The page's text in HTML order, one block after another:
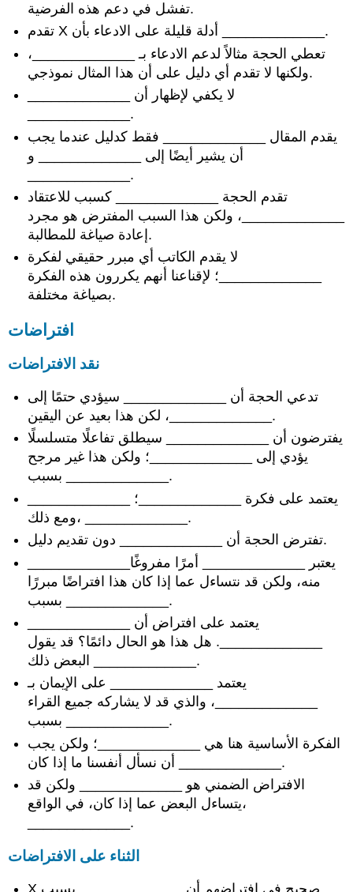
تفشل في دعم هذه الفرضية.
تقدم X أدلة قليلة على الادعاء بأن _____________.
تعطي الحجة مثالاً لدعم الادعاء بـ _____________،
ولكنها لا تقدم أي دليل على أن هذا المثال نموذجي.
_____________.
يقدم المقال _____________ فقط كدليل عندما يجب
أن يشير أيضًا إلى _____________ و
_____________.
تقدم الحجة _____________ كسبب للاعتقاد
_____________، ولكن هذا السبب المفترض هو مجرد
إعادة صياغة للمطالبة.
لا يقدم الكاتب أي مبرر حقيقي لفكرة
_____________؛ لإقناعنا أنهم يكررون هذه الفكرة
بصياغة مختلفة.
افتراضات
نقد الافتراضات
تدعي الحجة أن _____________ سيؤدي حتمًا إلى
_____________، لكن هذا بعيد عن اليقين.
يفترضون أن _____________ سيطلق تفاعلًا متسلسلًا
يؤدي إلى _____________؛ ولكن هذا غير مرجح
بسبب _____________.
ومع ذلك، _____________.
تفترض الحجة أن _____________ دون تقديم دليل.
منه، ولكن قد نتساءل عما إذا كان هذا افتراضًا مبررًا
بسبب _____________.
_____________. هل هذا هو الحال دائمًا؟ قد يقول
البعض ذلك _____________.
يعتمد _____________ على الإيمان بـ
_____________، والذي قد لا يشاركه جميع القراء
بسبب _____________.
الفكرة الأساسية هنا هي _____________؛ ولكن يجب
أن نسأل أنفسنا ما إذا كان _____________.
الافتراض الضمني هو _____________ ولكن قد
يتساءل البعض عما إذا كان، في الواقع،
_____________.
الثناء على الافتراضات
X صحيح في افتراضهم أن _____________ بسبب